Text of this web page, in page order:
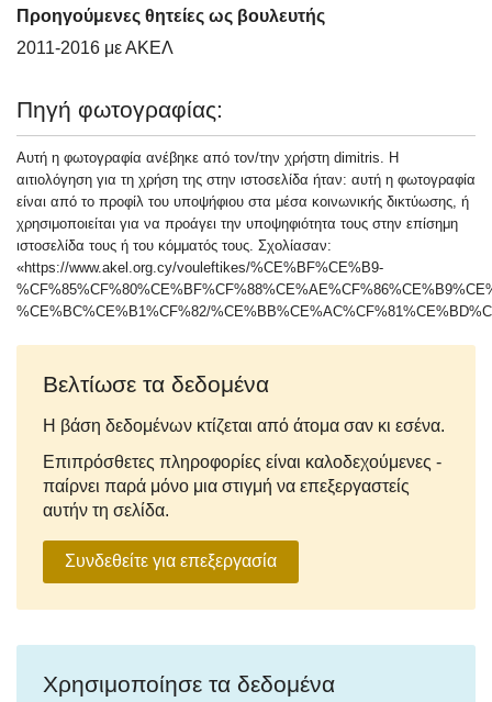
Προηγούμενες θητείες ως βουλευτής
2011-2016 με ΑΚΕΛ
Πηγή φωτογραφίας:
Αυτή η φωτογραφία ανέβηκε από τον/την χρήστη dimitris. Η
αιτιολόγηση για τη χρήση της στην ιστοσελίδα ήταν: αυτή η φωτογραφία
είναι από το προφίλ του υποψήφιου στα μέσα κοινωνικής δικτύωσης, ή
χρησιμοποιείται για να προάγει την υποψηφιότητα τους στην επίσημη
ιστοσελίδα τους ή του κόμματός τους. Σχολίασαν:
«https://www.akel.org.cy/vouleftikes/%CE%BF%CE%B9-
%CE%BC%CE%B1%CF%82/
Βελτίωσε τα δεδομένα
Η βάση δεδομένων κτίζεται από άτομα σαν κι εσένα.
Επιπρόσθετες πληροφορίες είναι καλοδεχούμενες -
παίρνει παρά μόνο μια στιγμή να επεξεργαστείς
αυτήν τη σελίδα.
Συνδεθείτε για επεξεργασία
Χρησιμοποίησε τα δεδομένα